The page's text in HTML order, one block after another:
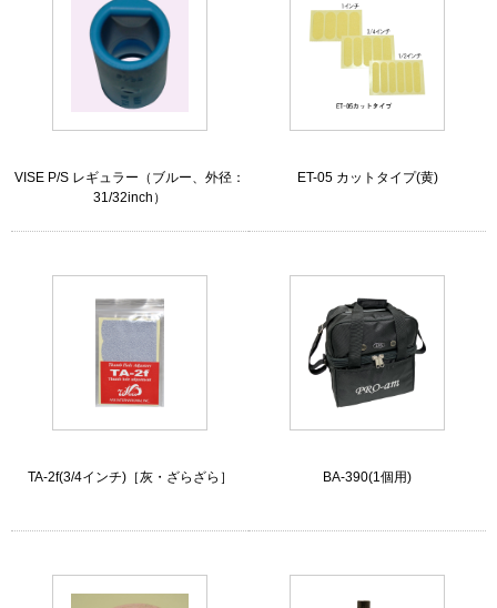
VISE P/S レギュラー（ブルー、外径：
31/32inch）
ET-05 カットタイプ(黄)
TA-2f(3/4インチ)［灰・ざらざら］ BA-390(1個用)